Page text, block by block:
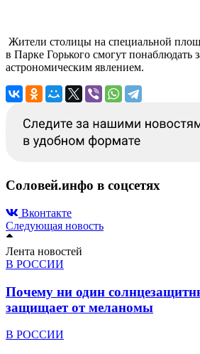
Жители столицы на специальной
в Парке Горького смогут понаблюдать
астрономическим явлением.
Соловей.инфо в соцсетях
Вконтакте
Следующая новость
Лента новостей
В РОССИИ
Почему ни один
защищает от меланомы
В РОССИИ